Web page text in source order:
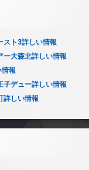
スト3詳しい情報
ー大森北詳しい情報
情報
子デュー詳しい情報
詳しい情報